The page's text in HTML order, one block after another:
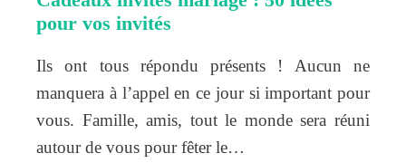
pour vos invités
Ils ont tous répondu présents ! Aucun ne
manquera à l’appel en ce jour si important pour
vous. Famille, amis, tout le monde sera réuni
autour de vous pour fêter le…